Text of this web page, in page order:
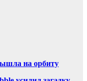
на орбиту